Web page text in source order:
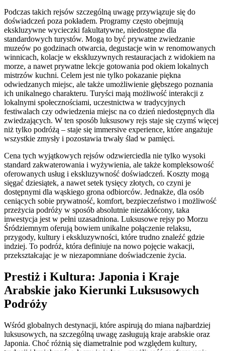
Podczas takich rejsów szczególną uwagę przywiązuje się do
doświadczeń poza pokładem. Programy często obejmują
ekskluzywne wycieczki fakultatywne, niedostępne dla
standardowych turystów. Mogą to być prywatne zwiedzanie
muzeów po godzinach otwarcia, degustacje win w renomowanych
winnicach, kolacje w ekskluzywnych restauracjach z widokiem na
morze, a nawet prywatne lekcje gotowania pod okiem lokalnych
mistrzów kuchni. Celem jest nie tylko pokazanie piękna
odwiedzanych miejsc, ale także umożliwienie głębszego poznania
ich unikalnego charakteru. Turyści mają możliwość interakcji z
lokalnymi społecznościami, uczestnictwa w tradycyjnych
festiwalach czy odwiedzenia miejsc na co dzień niedostępnych dla
zwiedzających. W ten sposób luksusowy rejs staje się czymś więcej
niż tylko podróżą – staje się immersive experience, które angażuje
wszystkie zmysły i pozostawia trwały ślad w pamięci.
Cena tych wyjątkowych rejsów odzwierciedla nie tylko wysoki
standard zakwaterowania i wyżywienia, ale także kompleksowość
oferowanych usług i ekskluzywność doświadczeń. Koszty mogą
sięgać dziesiątek, a nawet setek tysięcy złotych, co czyni je
dostępnymi dla wąskiego grona odbiorców. Jednakże, dla osób
ceniących sobie prywatność, komfort, bezpieczeństwo i możliwość
przeżycia podróży w sposób absolutnie niezakłócony, taka
inwestycja jest w pełni uzasadniona. Luksusowe rejsy po Morzu
Śródziemnym oferują bowiem unikalne połączenie relaksu,
przygody, kultury i ekskluzywności, które trudno znaleźć gdzie
indziej. To podróż, która definiuje na nowo pojęcie wakacji,
przekształcając je w niezapomniane doświadczenie życia.
Prestiż i Kultura: Japonia i Kraje
Arabskie jako Kierunki Luksusowych
Podróży
Wśród globalnych destynacji, które aspirują do miana najbardziej
luksusowych, na szczególną uwagę zasługują kraje arabskie oraz
Japonia. Choć różnią się diametralnie pod względem kultury,